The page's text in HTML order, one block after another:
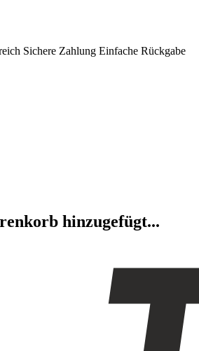
Sichere Zahlung Einfache Rückgabe
hinzugefügt...